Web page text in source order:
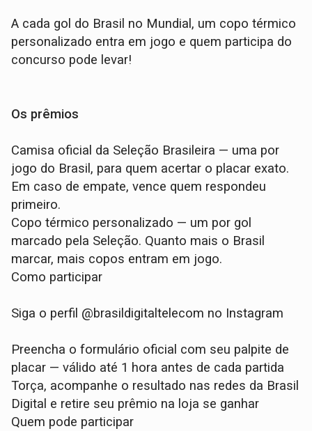
A cada gol do Brasil no Mundial, um copo térmico
personalizado entra em jogo e quem participa do
concurso pode levar!
Os prêmios
Camisa oficial da Seleção Brasileira — uma por
jogo do Brasil, para quem acertar o placar exato.
Em caso de empate, vence quem respondeu
primeiro.
Copo térmico personalizado — um por gol
marcado pela Seleção. Quanto mais o Brasil
marcar, mais copos entram em jogo.
Como participar
Siga o perfil @brasildigitaltelecom no Instagram
Preencha o formulário oficial com seu palpite de
placar — válido até 1 hora antes de cada partida
Torça, acompanhe o resultado nas redes da Brasil
Digital e retire seu prêmio na loja se ganhar
Quem pode participar